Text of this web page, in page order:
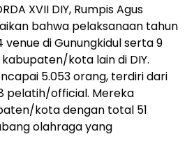
XVII DIY, Rumpis Agus
bahwa pelaksanaan tahun
di Gunungkidul serta 9
kota lain di DIY.
5.053 orang, terdiri dari
pelatih/official. Mereka
kota dengan total 51
olahraga yang